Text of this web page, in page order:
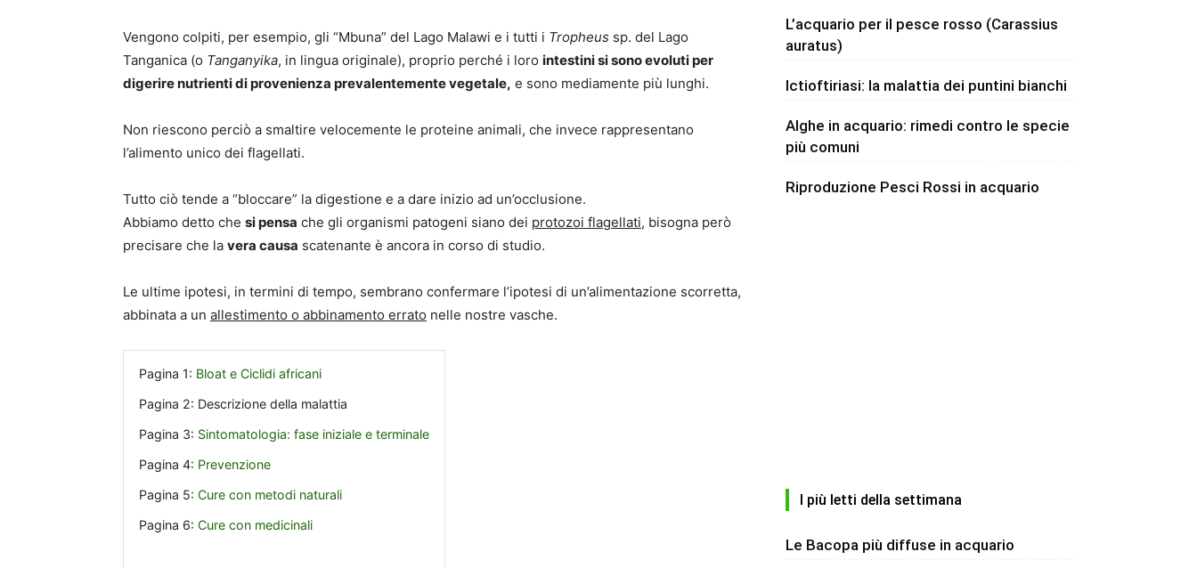
Vengono colpiti, per esempio, gli “Mbuna” del Lago Malawi e i tutti i Tropheus sp. del Lago
Tanganica (o Tanganyika, in lingua originale), proprio perché i loro intestini si sono evoluti per
digerire nutrienti di provenienza prevalentemente vegetale, e sono mediamente più lunghi.
Non riescono perciò a smaltire velocemente le proteine animali, che invece rappresentano
l’alimento unico dei flagellati.
Tutto ciò tende a “bloccare” la digestione e a dare inizio ad un’occlusione.
Abbiamo detto che si pensa che gli organismi patogeni siano dei protozoi flagellati, bisogna però
precisare che la vera causa scatenante è ancora in corso di studio.
Le ultime ipotesi, in termini di tempo, sembrano confermare l’ipotesi di un’alimentazione scorretta,
abbinata a un allestimento o abbinamento errato nelle nostre vasche.
Pagina 1: Bloat e Ciclidi africani
Pagina 2: Descrizione della malattia
Pagina 3: Sintomatologia: fase iniziale e terminale
Pagina 4: Prevenzione
Pagina 5: Cure con metodi naturali
Pagina 6: Cure con medicinali
L’acquario per il pesce rosso (Carassius
auratus)
Ictioftiriasi: la malattia dei puntini bianchi
Alghe in acquario: rimedi contro le specie
più comuni
Riproduzione Pesci Rossi in acquario
I più letti della settimana
Le Bacopa più diffuse in acquario